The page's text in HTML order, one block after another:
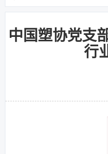
中国塑协党支
行